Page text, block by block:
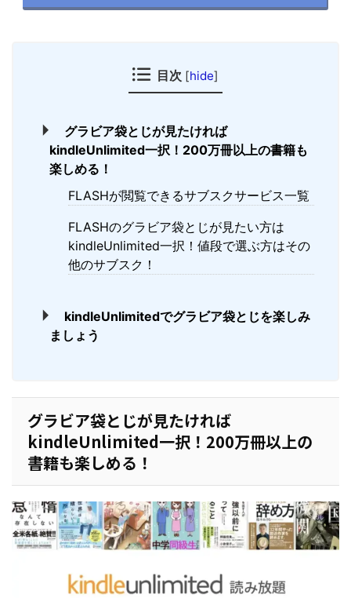
目次 [hide]
グラビア袋とじが見たければ
kindleUnlimited一択！200万冊以上の書籍も
楽しめる！
FLASHが閲覧できるサブスクサービス一覧
FLASHのグラビア袋とじが見たい方は
kindleUnlimited一択！値段で選ぶ方はその
他のサブスク！
kindleUnlimitedでグラビア袋とじを楽しみ
ましょう
グラビア袋とじが見たければ
kindleUnlimited一択！200万冊以上の
書籍も楽しめる！